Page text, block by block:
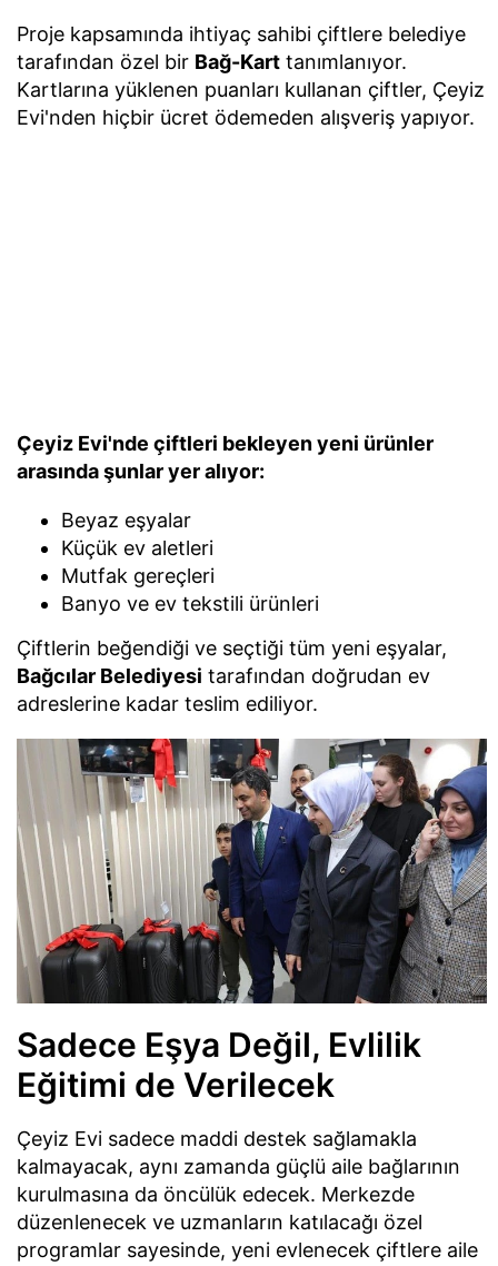
Proje kapsamında ihtiyaç sahibi çiftlere belediye
tarafından özel bir Bağ-Kart tanımlanıyor.
Kartlarına yüklenen puanları kullanan çiftler, Çeyiz
Evi'nden hiçbir ücret ödemeden alışveriş yapıyor.
Çeyiz Evi'nde çiftleri bekleyen yeni ürünler
arasında şunlar yer alıyor:
Beyaz eşyalar
Küçük ev aletleri
Mutfak gereçleri
Banyo ve ev tekstili ürünleri
Çiftlerin beğendiği ve seçtiği tüm yeni eşyalar,
Bağcılar Belediyesi tarafından doğrudan ev
adreslerine kadar teslim ediliyor.
Sadece Eşya Değil, Evlilik
Eğitimi de Verilecek
Çeyiz Evi sadece maddi destek sağlamakla
kalmayacak, aynı zamanda güçlü aile bağlarının
kurulmasına da öncülük edecek. Merkezde
düzenlenecek ve uzmanların katılacağı özel
programlar sayesinde, yeni evlenecek çiftlere aile